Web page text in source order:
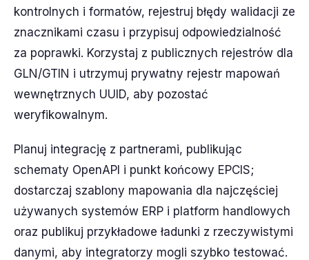
kontrolnych i formatów, rejestruj błędy walidacji ze
znacznikami czasu i przypisuj odpowiedzialność
za poprawki. Korzystaj z publicznych rejestrów dla
GLN/GTIN i utrzymuj prywatny rejestr mapowań
wewnętrznych UUID, aby pozostać
weryfikowalnym.
Planuj integrację z partnerami, publikując
schematy OpenAPI i punkt końcowy EPCIS;
dostarczaj szablony mapowania dla najczęściej
używanych systemów ERP i platform handlowych
oraz publikuj przykładowe ładunki z rzeczywistymi
danymi, aby integratorzy mogli szybko testować.